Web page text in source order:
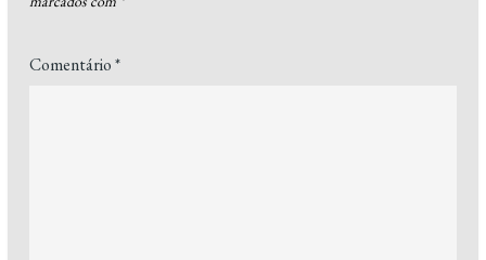
Comentário*